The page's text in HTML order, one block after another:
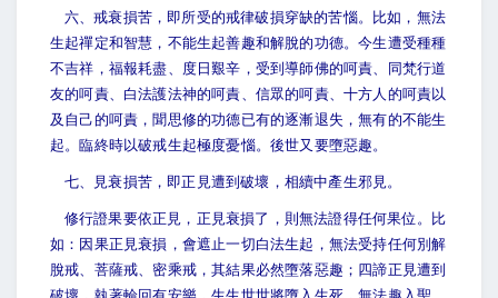
六、戒衰損苦，即所受的戒律破損穿缺的苦惱。比如，無法
生起禪定和智慧，不能生起善趣和解脫的功德。今生遭受種種
不吉祥，福報耗盡、度日艱辛，受到導師佛的呵責、同梵行道
友的呵責、白法護法神的呵責、信眾的呵責、十方人的呵責以
及自己的呵責，聞思修的功德已有的逐漸退失，無有的不能生
起。臨終時以破戒生起極度憂惱。後世又要墮惡趣。
七、見衰損苦，即正見遭到破壞，相續中產生邪見。
修行證果要依正見，正見衰損了，則無法證得任何果位。比
如：因果正見衰損，會遮止一切白法生起，無法受持任何別解
脫戒、菩薩戒、密乘戒，其結果必然墮落惡趣；四諦正見遭到